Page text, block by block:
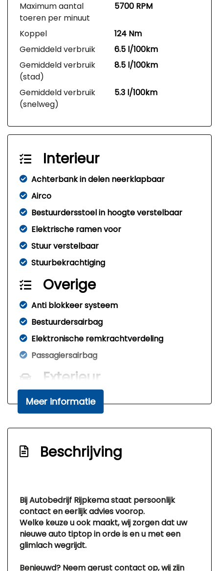
Maximum aantal
toeren per minuut
5700 RPM
Koppel
124 Nm
Gemiddeld verbruik
6.5 l/100km
Gemiddeld verbruik
(stad)
8.5 l/100km
Gemiddeld verbruik
(snelweg)
5.3 l/100km
Interieur
Achterbank in delen neerklapbaar
Airco
Bestuurdersstoel in hoogte verstelbaar
Elektrische ramen voor
Stuur verstelbaar
Stuurbekrachtiging
Overige
Anti blokkeer systeem
Bestuurdersairbag
Elektronische remkrachtverdeling
Passagiersairbag
Exterieur
Bumpers in carrosseriekleur
Centrale vergrendeling met
afstandsbediening
Getint glas
Meer informatie
Beschrijving
Bij Autobedrijf Rijpkema staat persoonlijk
contact en eerlijk advies voorop.
Welke keuze u ook maakt, wij zorgen dat uw
nieuwe auto tiptop in orde is en u met een
glimlach wegrijdt.
Benieuwd? Neem gerust contact op, wij zijn